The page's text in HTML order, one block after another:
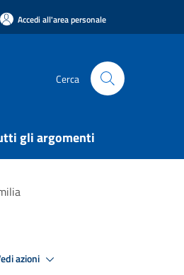
Accedi all'area personale
Cerca
gli argomenti
azioni